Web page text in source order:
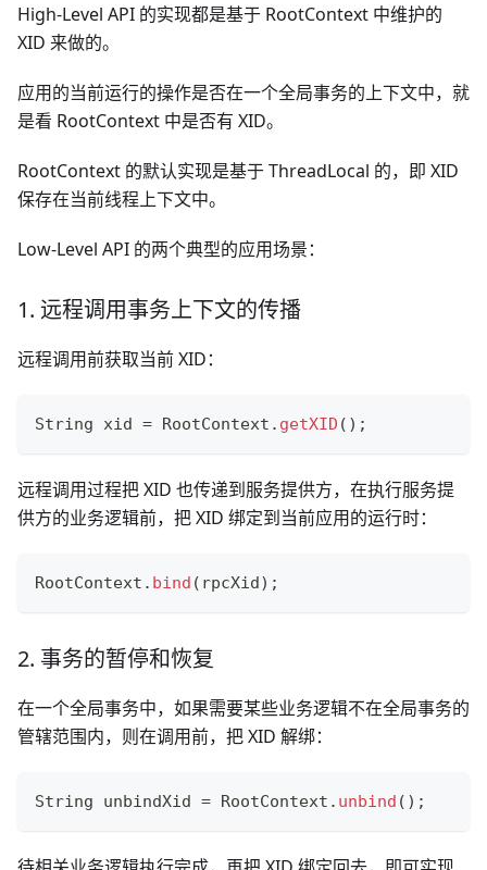
High-Level API 的实现都是基于 RootContext 中维护的
XID 来做的。
应用的当前运行的操作是否在一个全局事务的上下文中，就
是看 RootContext 中是否有 XID。
RootContext 的默认实现是基于 ThreadLocal 的，即 XID
保存在当前线程上下文中。
Low-Level API 的两个典型的应用场景：
1. 远程调用事务上下文的传播
远程调用前获取当前 XID：
String xid = RootContext . getXID ( ) ;
远程调用过程把 XID 也传递到服务提供方，在执行服务提
供方的业务逻辑前，把 XID 绑定到当前应用的运行时：
RootContext . bind ( rpcXid) ;
2. 事务的暂停和恢复
在一个全局事务中，如果需要某些业务逻辑不在全局事务的
管辖范围内，则在调用前，把 XID 解绑：
String unbindXid = RootContext . unbind ( ) ;